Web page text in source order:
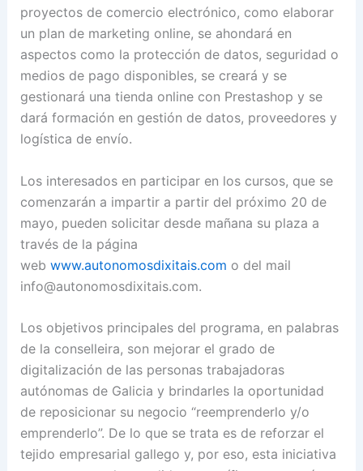
proyectos de comercio electrónico, como elaborar
un plan de marketing online, se ahondará en
aspectos como la protección de datos, seguridad o
medios de pago disponibles, se creará y se
gestionará una tienda online con Prestashop y se
dará formación en gestión de datos, proveedores y
logística de envío.
Los interesados en participar en los cursos, que se
comenzarán a impartir a partir del próximo 20 de
mayo, pueden solicitar desde mañana su plaza a
través de la página
web www.autonomosdixitais.com o del mail
info@autonomosdixitais.com.
Los objetivos principales del programa, en palabras
de la conselleira, son mejorar el grado de
digitalización de las personas trabajadoras
autónomas de Galicia y brindarles la oportunidad
de reposicionar su negocio “reemprenderlo y/o
emprenderlo”. De lo que se trata es de reforzar el
tejido empresarial gallego y, por eso, esta iniciativa